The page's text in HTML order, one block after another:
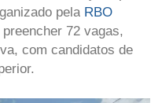
pela RBO
72 vagas,
com candidatos de